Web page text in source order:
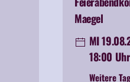
Maegel
MI
18:00 Uhr
Weitere